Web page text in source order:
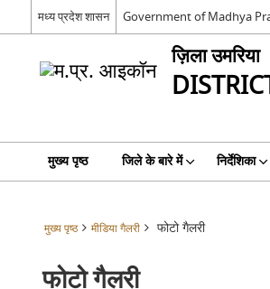
मध्य प्रदेश शासन Government of Madhya
ज़िला उमरिया
मुख्य पृष्ठ जिले के बारे में निर्देशिका
मुख्य पृष्ठ मीडिया गैलरी फोटो गैलरी
फोटो गैलरी